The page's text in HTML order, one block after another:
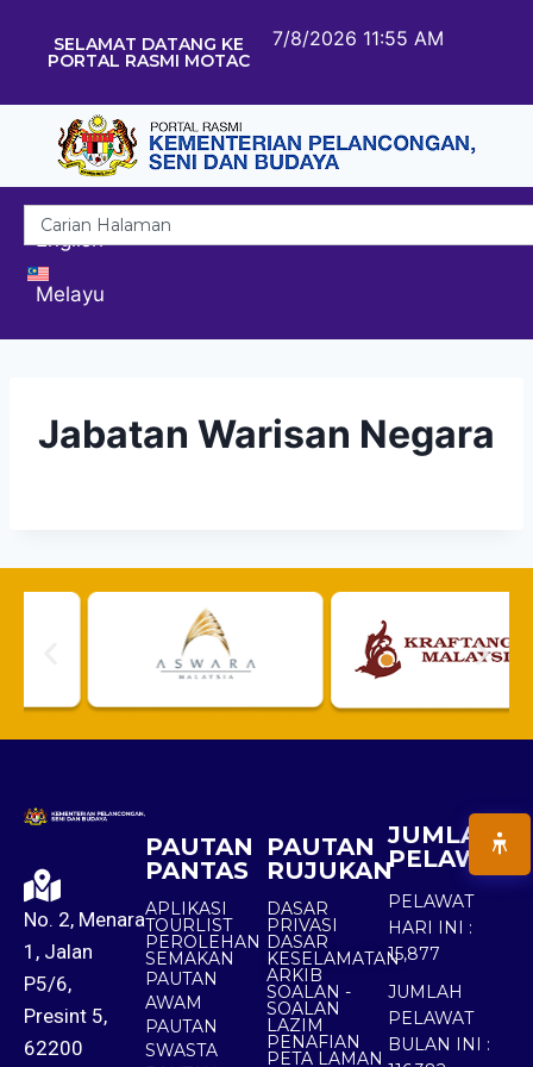
SELAMAT DATANG KE
PORTAL RASMI MOTAC
7/8/2026 11:55 AM
English
Melayu
Jabatan Warisan Negara
No. 2, Menara
1, Jalan
P5/6,
Presint 5,
62200
PAUTAN
PANTAS
APLIKASI
TOURLIST
PEROLEHAN
SEMAKAN
PAUTAN
AWAM
PAUTAN
SWASTA
PAUTAN
RUJUKAN
DASAR
PRIVASI
DASAR
KESELAMATAN
ARKIB
SOALAN -
SOALAN
LAZIM
PENAFIAN
PETA LAMAN
JUMLAH
PELAWAT
PELAWAT
HARI INI :
15,877
JUMLAH
PELAWAT
BULAN INI :